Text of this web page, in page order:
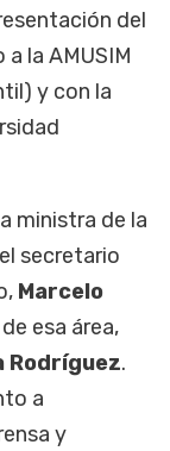
del
la AMUSIM
y con la
ministra de la
secretario
Marcelo
esa área,
Rodríguez.
a
y